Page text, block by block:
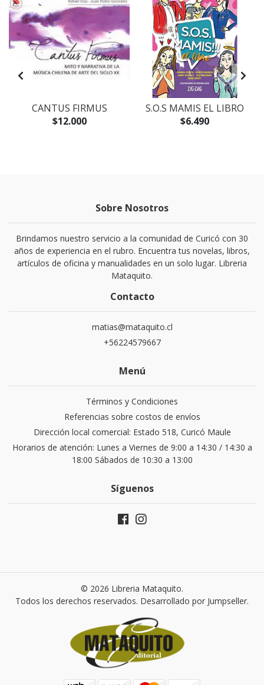
CANTUS FIRMUS
$12.000
S.O.S MAMIS EL LIBRO
$6.490
Sobre Nosotros
Brindamos nuestro servicio a la comunidad de Curicó con 30
años de experiencia en el rubro. Encuentra tus novelas, libros,
artículos de oficina y manualidades en un solo lugar. Libreria
Mataquito.
Contacto
matias@mataquito.cl
+56224579667
Menú
Términos y Condiciones
Referencias sobre costos de envíos
Dirección local comercial: Estado 518, Curicó Maule
Horarios de atención: Lunes a Viernes de 9:00 a 14:30 / 14:30 a
18:00 Sábados de 10:30 a 13:00
Síguenos
© 2026 Libreria Mataquito.
Todos los derechos reservados. Desarrollado por Jumpseller.